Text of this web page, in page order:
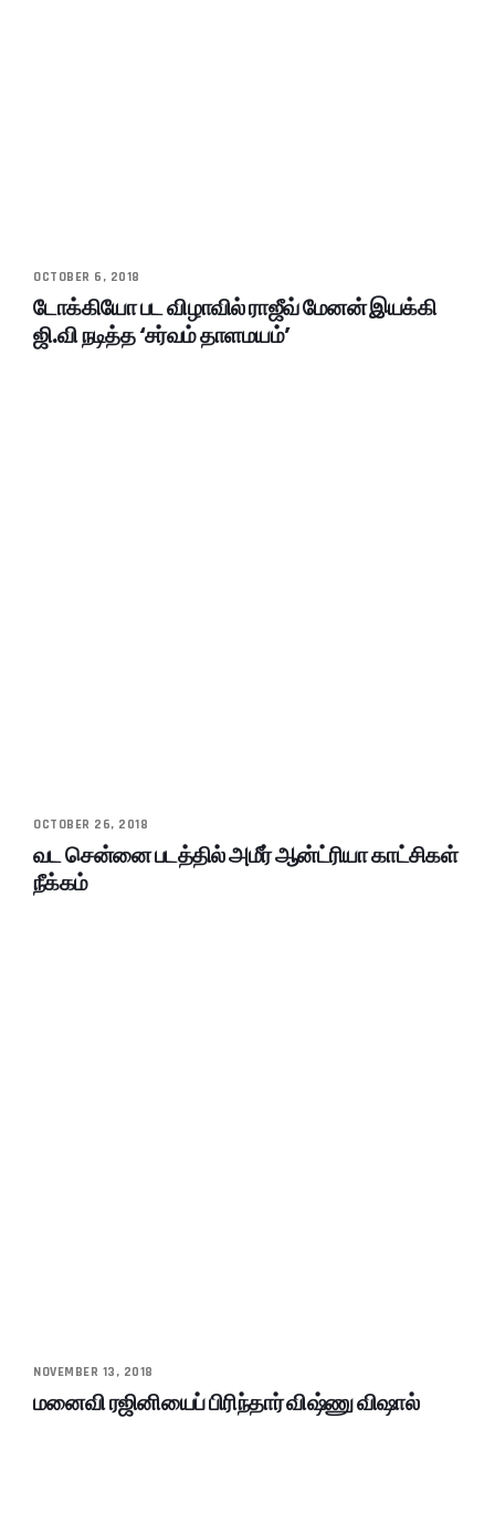
OCTOBER 6, 2018
டோக்கியோ பட விழாவில் ராஜீவ் மேனன் இயக்கி
ஜி.வி நடித்த ‘சர்வம் தாளமயம்’
OCTOBER 26, 2018
வட சென்னை படத்தில் அமீர் ஆன்ட்ரியா காட்சிகள்
நீக்கம்
NOVEMBER 13, 2018
மனைவி ரஜினியைப் பிரிந்தார் விஷ்ணு விஷால்